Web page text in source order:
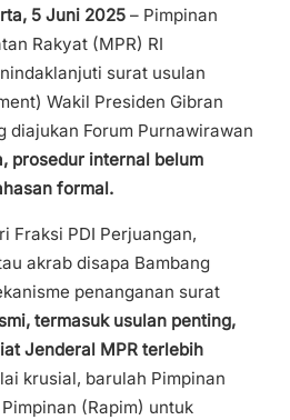
5 Juni 2025 – Pimpinan
Rakyat (MPR) RI
surat usulan
Wakil Presiden Gibran
diajukan Forum Purnawirawan
prosedur internal belum
formal.
Fraksi PDI Perjuangan,
akrab disapa Bambang
penanganan surat
termasuk usulan penting,
Jenderal MPR terlebih
krusial, barulah Pimpinan
(Rapim) untuk